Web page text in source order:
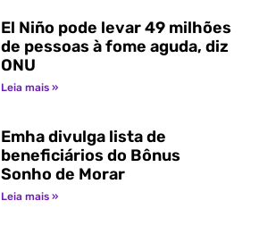
El Niño pode levar 49 milhões
de pessoas à fome aguda, diz
ONU
Leia mais »
Emha divulga lista de
beneficiários do Bônus
Sonho de Morar
Leia mais »